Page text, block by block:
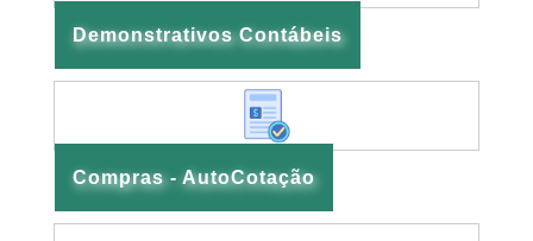
Demonstrativos Contábeis
Compras - AutoCotação